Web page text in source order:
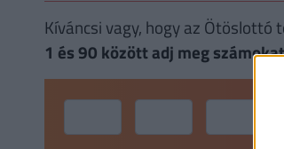
Kíváncsi vagy, hogy az
1 és 90 között adj meg számokat